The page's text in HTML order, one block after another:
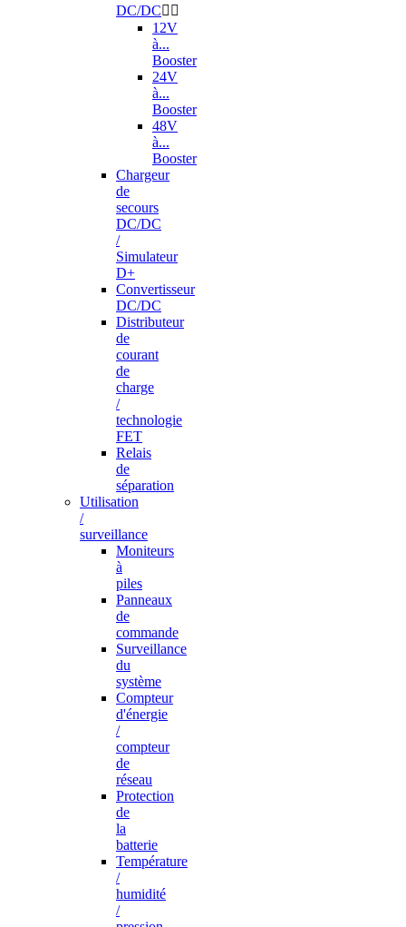
DC/DC 
12V
à...
Booster
24V
à...
Booster
48V
à...
Booster
Chargeur
de
secours
DC/DC
/
Simulateur
D+
Convertisseur
DC/DC
Distributeur
de
courant
de
charge
/
technologie
FET
Relais
de
séparation
Utilisation
/
surveillance
Moniteurs
à
piles
Panneaux
de
commande
Surveillance
du
système
Compteur
d'énergie
/
compteur
de
réseau
Protection
de
la
batterie
Température
/
humidité
/